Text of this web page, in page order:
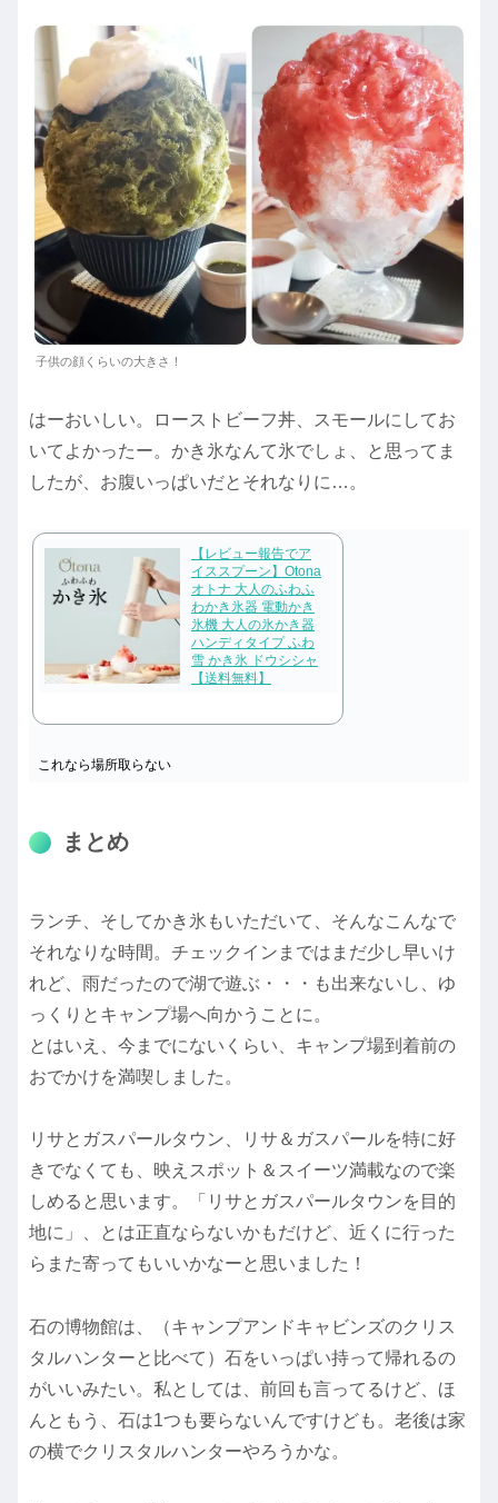
子供の顔くらいの大きさ！
はーおいしい。ローストビーフ丼、スモールにしてお
いてよかったー。かき氷なんて氷でしょ、と思ってま
したが、お腹いっぱいだとそれなりに…。
【レビュー報告でア
イススプーン】Otona
オトナ 大人のふわふ
わかき氷器 電動かき
氷機 大人の氷かき器
ハンディタイプ ふわ
雪 かき氷 ドウシシャ
【送料無料】
これなら場所取らない
まとめ
ランチ、そしてかき氷もいただいて、そんなこんなで
それなりな時間。チェックインまではまだ少し早いけ
れど、雨だったので湖で遊ぶ・・・も出来ないし、ゆ
っくりとキャンプ場へ向かうことに。
とはいえ、今までにないくらい、キャンプ場到着前の
おでかけを満喫しました。
リサとガスパールタウン、リサ＆ガスパールを特に好
きでなくても、映えスポット＆スイーツ満載なので楽
しめると思います。「リサとガスパールタウンを目的
地に」、とは正直ならないかもだけど、近くに行った
らまた寄ってもいいかなーと思いました！
石の博物館は、（キャンプアンドキャビンズのクリス
タルハンターと比べて）石をいっぱい持って帰れるの
がいいみたい。私としては、前回も言ってるけど、ほ
んともう、石は1つも要らないんですけども。老後は家
の横でクリスタルハンターやろうかな。